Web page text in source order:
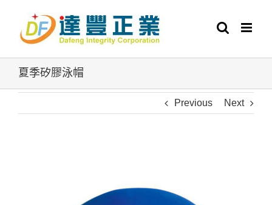
content
夏季矽膠泳帽
Previous Next